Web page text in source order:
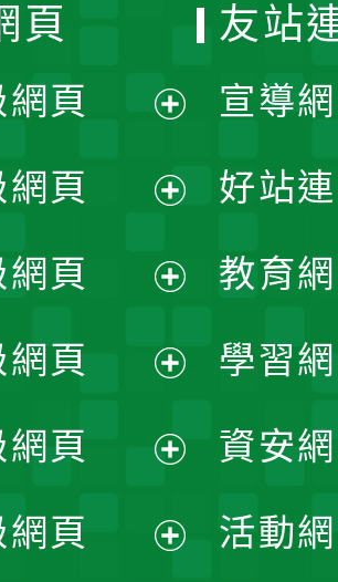
頁
頁
開
選
單
頁
開
選
單
頁
開
選
單
網頁
開
選
網頁
開
頁
友站
宣導
好站
教育
學習
資安
活動